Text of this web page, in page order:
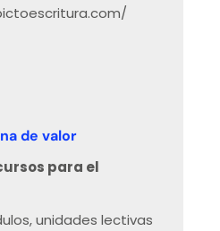
de valor
para el
unidades lectivas